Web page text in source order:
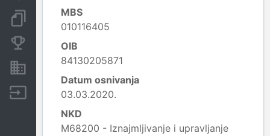
Dokumenti i objave
Konkurentske tvrtke
Nekretnine i imovina
MBS
010116405
OIB
84130205871
Datum osnivanja
03.03.2020.
NKD
M68200 - Iznajmljivanje i upravljanje